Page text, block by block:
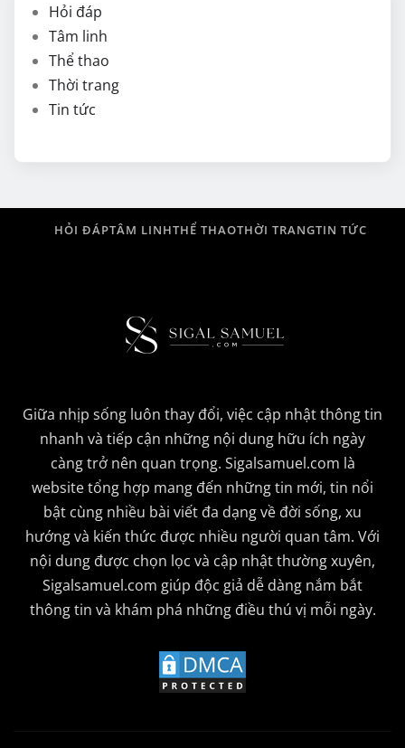
Hỏi đáp
Tâm linh
Thể thao
Thời trang
Tin tức
HỎI ĐÁPTÂM LINHTHỂ THAOTHỜI TRANGTIN TỨC
Giữa nhịp sống luôn thay đổi, việc cập nhật thông tin
nhanh và tiếp cận những nội dung hữu ích ngày
càng trở nên quan trọng. Sigalsamuel.com là
website tổng hợp mang đến những tin mới, tin nổi
bật cùng nhiều bài viết đa dạng về đời sống, xu
hướng và kiến thức được nhiều người quan tâm. Với
nội dung được chọn lọc và cập nhật thường xuyên,
Sigalsamuel.com giúp độc giả dễ dàng nắm bắt
thông tin và khám phá những điều thú vị mỗi ngày.